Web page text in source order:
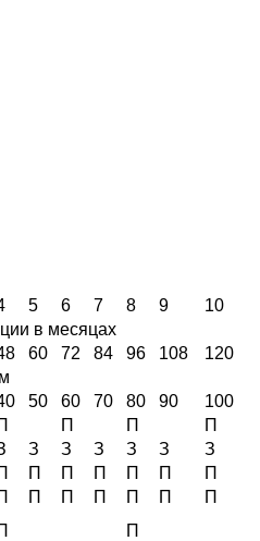
5 6 7 8 9
10
в месяцах
60 72 84 96 108
120
50 60 70 80 90
100
П П
П
З З З З З
З
П П П П П
П
П П П П П
П
П